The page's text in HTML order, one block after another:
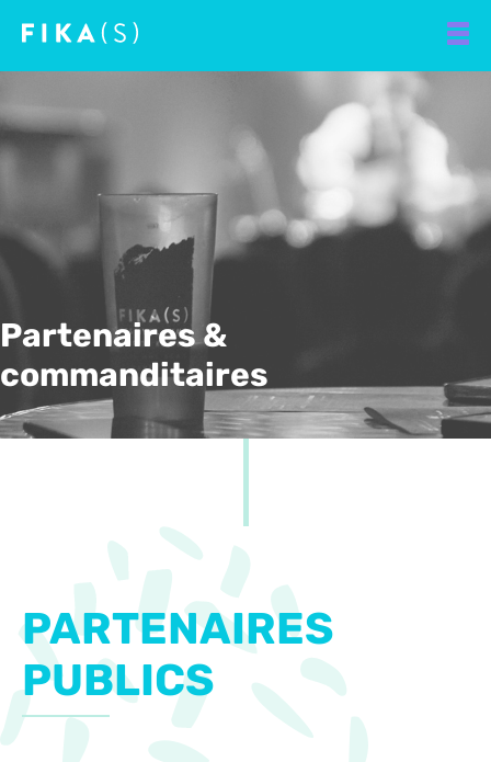
Partenaires &
commanditaires
PARTENAIRES
PUBLICS